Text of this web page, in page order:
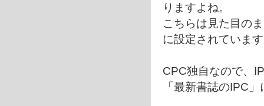
りますよね。
こちらは見た目の
に設定されていま
CPC独自なので、
「最新書誌のIPC